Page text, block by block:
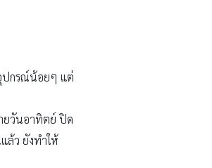
ปกรณ์น้อยๆ แต่
ยวันอาทิตย์ ปิด
ล้ว ยังทำให้